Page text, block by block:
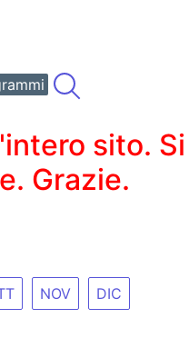
sito.
Grazie.
NOV DIC